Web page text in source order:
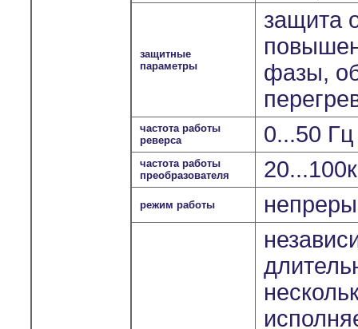
защитные
параметры
защита
фазы,
частота работы
реверса
0...50
частота работы
преобразователя
режим работы